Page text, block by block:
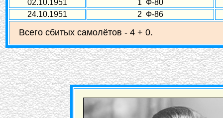
02.10.1951
1 Ф-80
24.10.1951
2 Ф-86
Всего сбитых самолётов - 4 + 0.